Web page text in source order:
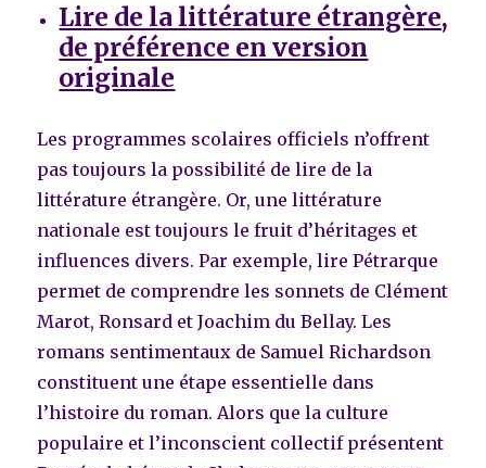
Lire de la littérature étrangère,
de préférence en version
originale
Les programmes scolaires officiels n’offrent
pas toujours la possibilité de lire de la
littérature étrangère. Or, une littérature
nationale est toujours le fruit d’héritages et
influences divers. Par exemple, lire Pétrarque
permet de comprendre les sonnets de Clément
Marot, Ronsard et Joachim du Bellay. Les
romans sentimentaux de Samuel Richardson
constituent une étape essentielle dans
l’histoire du roman. Alors que la culture
populaire et l’inconscient collectif présentent